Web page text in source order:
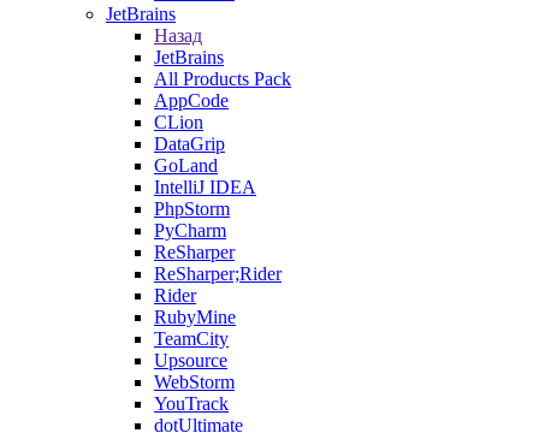
JetBrains
Назад
JetBrains
All Products Pack
AppCode
CLion
DataGrip
GoLand
IntelliJ IDEA
PhpStorm
PyCharm
ReSharper
ReSharper;Rider
Rider
RubyMine
TeamCity
Upsource
WebStorm
YouTrack
dotUltimate